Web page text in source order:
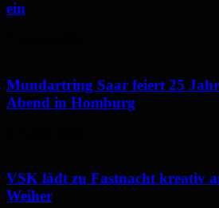
ein
Mundartring Saar feiert 25
Abend in Homburg
VSK lädt zu Fastnacht kreativ
Weiher